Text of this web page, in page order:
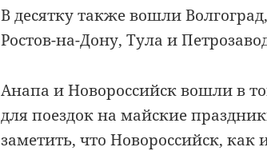
В десятку также вошли
Ростов-на-Дону, Тула и
Анапа и Новороссийск вошли в
для поездок на майские
заметить, что Новороссийск, как